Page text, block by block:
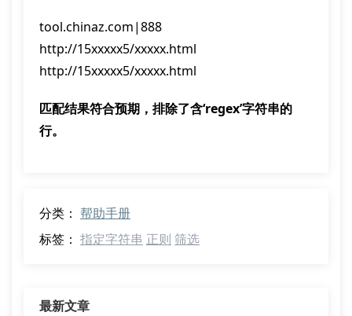
tool.chinaz.com|888
http://15xxxxx5/xxxxx.html
http://15xxxxx5/xxxxx.html
匹配结果符合预期，排除了含‘regex’字符串的
行。
分类： 帮助手册
标签： 指定字符串 正则 筛选
最新文章